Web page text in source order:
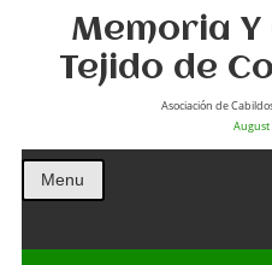
Memoria Y
Tejido de
Asociación de
August
Menu